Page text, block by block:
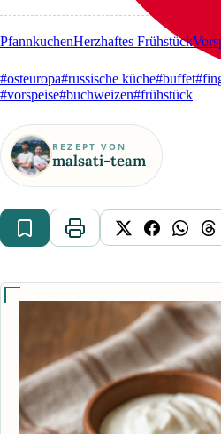
PfannkuchenHerzhaftes Frühstück
#osteuropa#russische küche#buffet
#vorspeise#buchweizen#frühstück
REZEPT VON
malsati-team